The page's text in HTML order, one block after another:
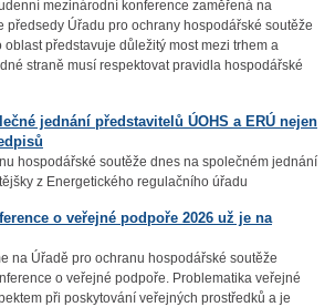
mezinárodní konference zaměřená na
předsedy Úřadu pro ochrany hospodářské soutěže
oblast představuje důležitý most mezi trhem a
straně musí respektovat pravidla hospodářské
jednání představitelů ÚOHS a ERÚ nejen
hospodářské soutěže dnes na společném jednání
z Energetického regulačního úřadu
o veřejné podpoře 2026 už je na
na Úřadě pro ochranu hospodářské soutěže
o veřejné podpoře. Problematika veřejné
při poskytování veřejných prostředků a je